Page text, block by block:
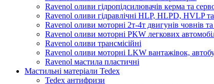
Ravenol оливи гідропідсилювачів керма та
Ravenol оливи гідравлічні HLP, HLPD, HVLP
Ravenol оливи моторні 2т-4т двигунів човнів та
Ravenol оливи моторні PKW легкових
Ravenol оливи трансмісійні
Ravenol оливи моторні LKW вантажівок,
Ravenol мастила пластичні
Мастильні матеріали Tedex
Tedex антифризи